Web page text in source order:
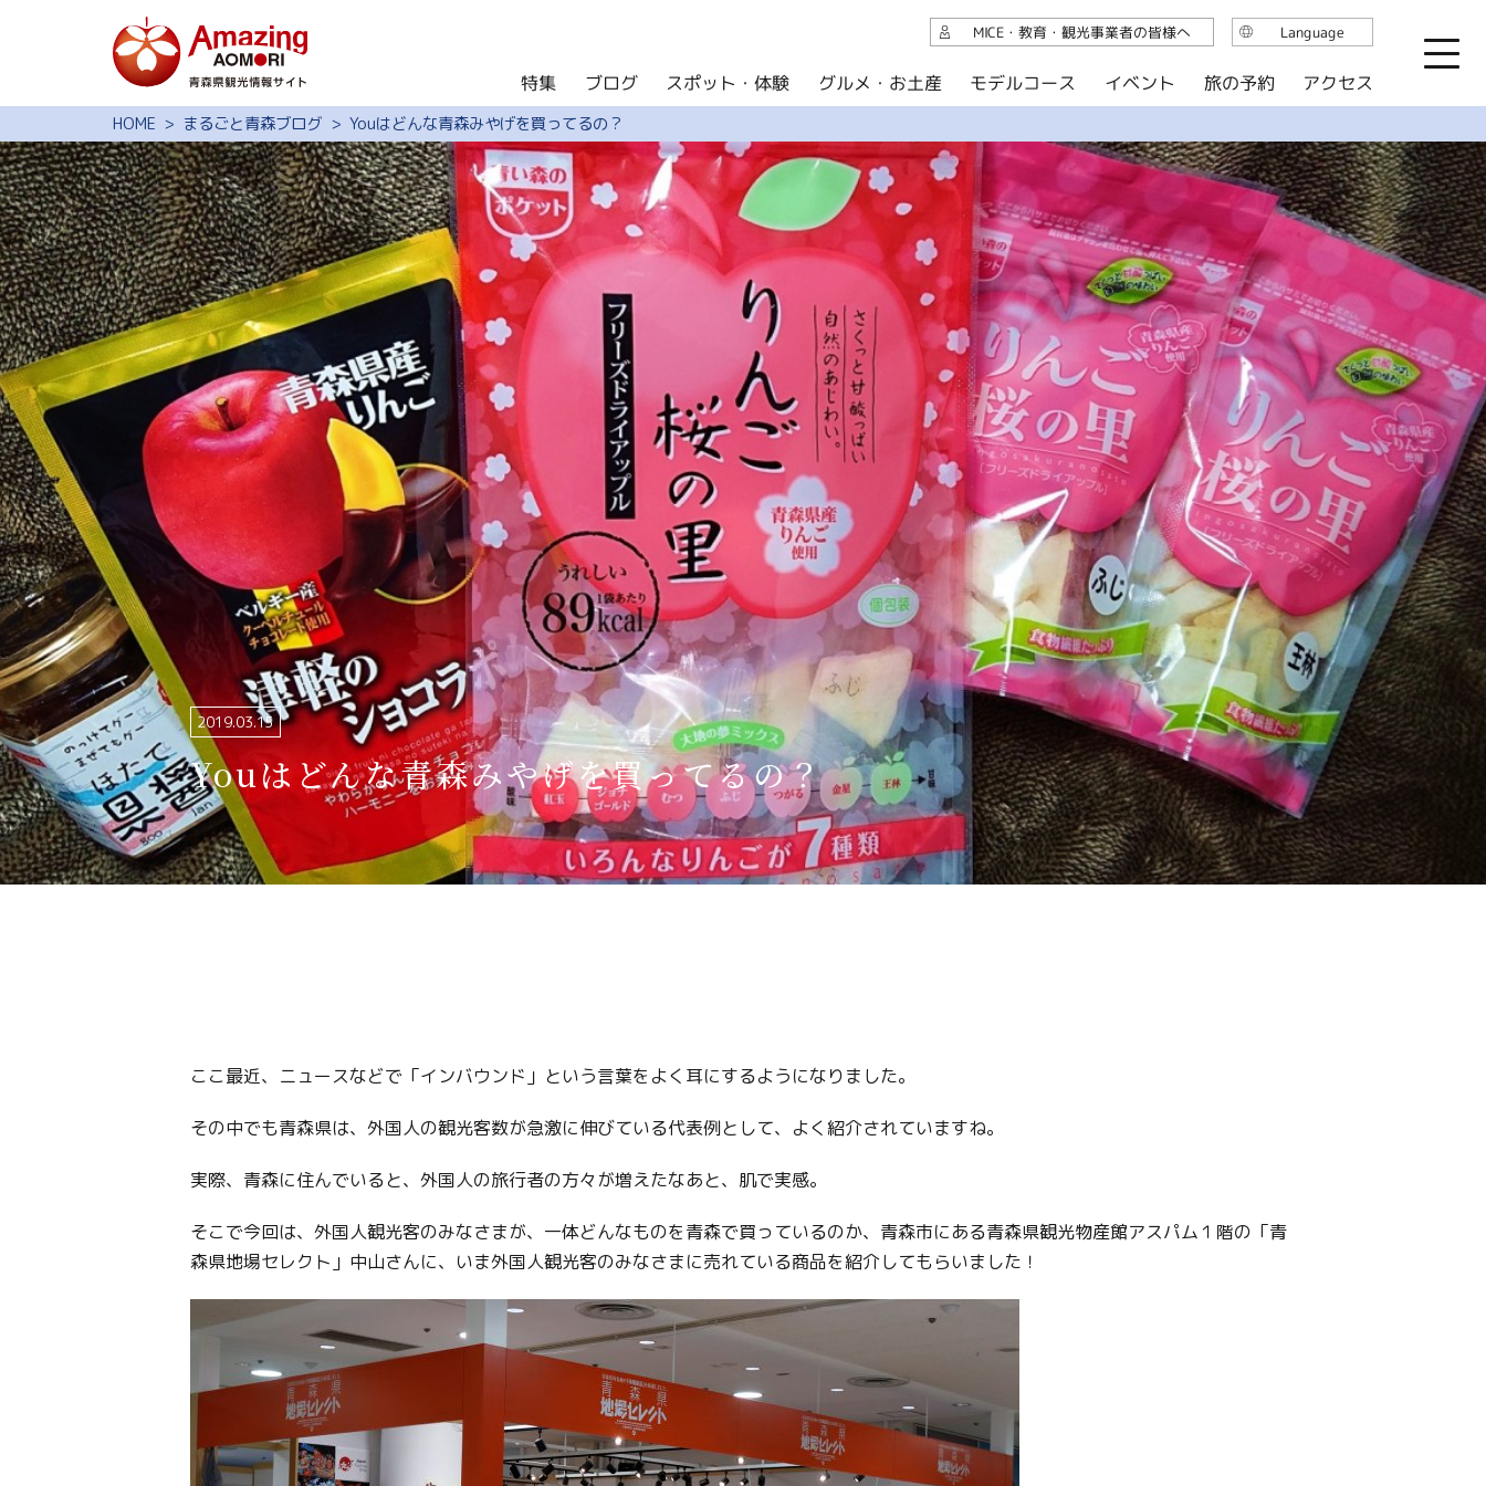
特集
ブログ
スポット・体験
グルメ・お土産
モデルコース
イベント
旅の予約
アクセス
観光ガイド
このサイトについて
サイト内検索
共有
行きたいリスト
写真ライブラリー
動画ライブラリー
パンフレットダウンロード
よくある質問
運営組織について
関連リンク集
Language
日本語
English
繁体中文
简体中文
한국어
MICE・教育・観光事業者の皆様へ
HOME まるごと青森ブログ Youはどんな青森みやげを買ってるの？
Youはどんな青森みやげを買ってるの？
2019.03.15
ここ最近、ニュースなどで「インバウンド」という言葉をよく耳にするようになりました。
その中でも青森県は、外国人の観光客数が急激に伸びている代表例として、よく紹介されていますね。
実際、青森に住んでいると、外国人の旅行者の方々が増えたなあと、肌で実感。
そこで今回は、外国人観光客のみなさまが、一体どんなものを青森で買っているのか、青森市にある青森県観光物産館アスパム１階の「青
森県地場セレクト」中山さんに、いま外国人観光客のみなさまに売れている商品を紹介してもらいました！
特集 ブログ スポット・体験 グルメ・お土産 モデルコース イベント 旅の予約 アクセス
MICE・教育・観光事業者の皆様へ Language
English
简体中文
한국어